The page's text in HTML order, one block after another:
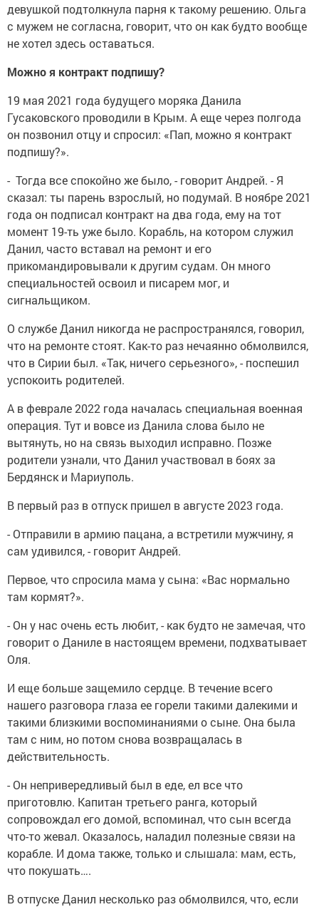
девушкой подтолкнула парня к такому решению. Ольга
с мужем не согласна, говорит, что он как будто вообще
не хотел здесь оставаться.
Можно я контракт подпишу?
19 мая 2021 года будущего моряка Данила
Гусаковского проводили в Крым. А еще через полгода
он позвонил отцу и спросил: «Пап, можно я контракт
подпишу?».
- Тогда все спокойно же было, - говорит Андрей. - Я
сказал: ты парень взрослый, но подумай. В ноябре 2021
года он подписал контракт на два года, ему на тот
момент 19-ть уже было. Корабль, на котором служил
Данил, часто вставал на ремонт и его
прикомандировывали к другим судам. Он много
специальностей освоил и писарем мог, и
сигнальщиком.
О службе Данил никогда не распространялся, говорил,
что на ремонте стоят. Как-то раз нечаянно обмолвился,
что в Сирии был. «Так, ничего серьезного», - поспешил
успокоить родителей.
А в феврале 2022 года началась специальная военная
операция. Тут и вовсе из Данила слова было не
вытянуть, но на связь выходил исправно. Позже
родители узнали, что Данил участвовал в боях за
Бердянск и Мариуполь.
В первый раз в отпуск пришел в августе 2023 года.
- Отправили в армию пацана, а встретили мужчину, я
сам удивился, - говорит Андрей.
Первое, что спросила мама у сына: «Вас нормально
там кормят?».
- Он у нас очень есть любит, - как будто не замечая, что
говорит о Даниле в настоящем времени, подхватывает
Оля.
И еще больше защемило сердце. В течение всего
нашего разговора глаза ее горели такими далекими и
такими близкими воспоминаниями о сыне. Она была
там с ним, но потом снова возвращалась в
действительность.
- Он непривередливый был в еде, ел все что
приготовлю. Капитан третьего ранга, который
сопровождал его домой, вспоминал, что сын всегда
что-то жевал. Оказалось, наладил полезные связи на
корабле. И дома также, только и слышала: мам, есть,
что покушать….
В отпуске Данил несколько раз обмолвился, что, если